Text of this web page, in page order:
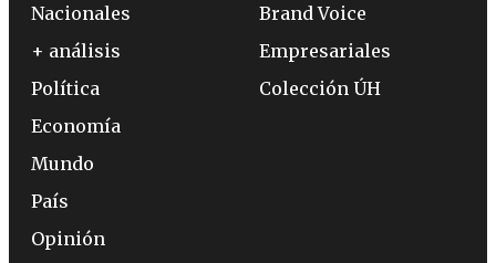
Nacionales
+ análisis
Política
Economía
Mundo
País
Opinión
Brand Voice
Empresariales
Colección ÚH